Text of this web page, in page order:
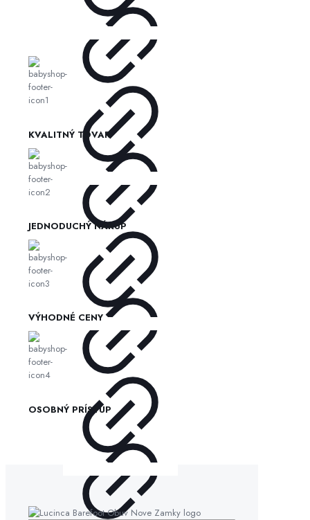
KVALITNÝ TOVAR
JEDNODUCHÝ NÁKUP
VÝHODNÉ CENY
OSOBNÝ PRÍSTUP